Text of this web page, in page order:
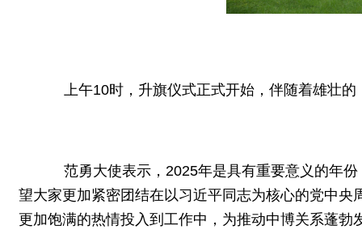
上午10时，升旗仪式正式开始，伴随着雄壮的
范勇大使表示，2025年是具有重要意义的年份
望大家更加紧密团结在以习近平同志为核心的党中央
更加饱满的热情投入到工作中，为推动中博关系蓬